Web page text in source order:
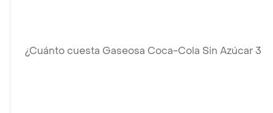
¿Cuánto cuesta Gaseosa Coca-Cola Sin Azúcar 3